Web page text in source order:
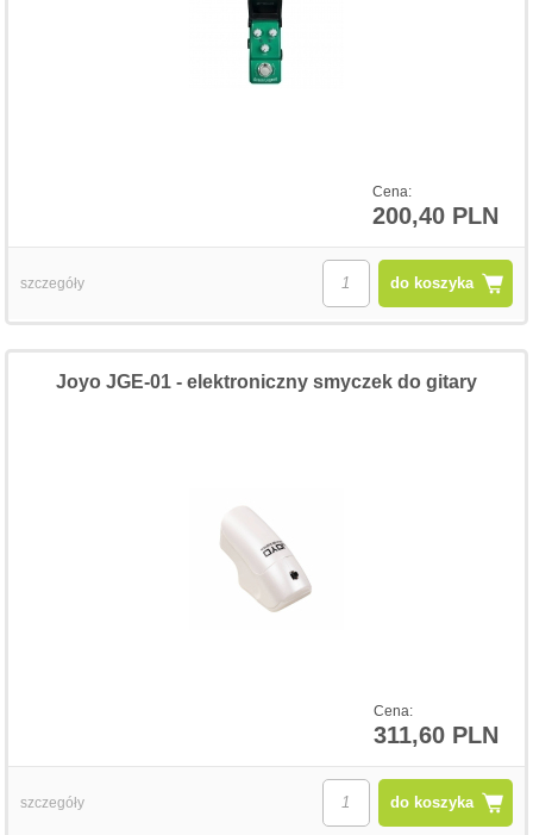
Cena:
200,40 PLN
do koszyka
szczegóły
Cena:
311,60 PLN
Joyo JGE-01 - elektroniczny smyczek do gitary
do koszyka
szczegóły